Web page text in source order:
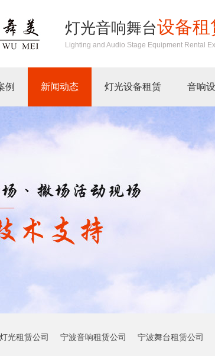
灯光音响舞台设备租
Lighting and Audio Stage Equipment Rental
例 新闻动态 灯光设备租赁 音响
光租赁公司 宁波音响租赁公司 宁波舞台租赁公司